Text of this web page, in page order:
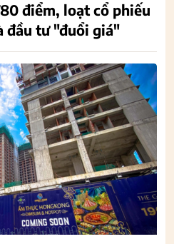
điểm, loạt cổ phiếu
đầu tư "đuổi giá"